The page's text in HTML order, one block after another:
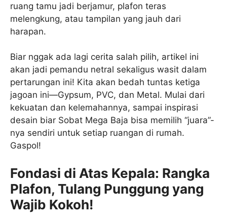
ruang tamu jadi berjamur, plafon teras
melengkung, atau tampilan yang jauh dari
harapan.
Biar nggak ada lagi cerita salah pilih, artikel ini
akan jadi pemandu netral sekaligus wasit dalam
pertarungan ini! Kita akan bedah tuntas ketiga
jagoan ini—Gypsum, PVC, dan Metal. Mulai dari
kekuatan dan kelemahannya, sampai inspirasi
desain biar Sobat Mega Baja bisa memilih “juara”-
nya sendiri untuk setiap ruangan di rumah.
Gaspol!
Fondasi di Atas Kepala: Rangka
Plafon, Tulang Punggung yang
Wajib Kokoh!